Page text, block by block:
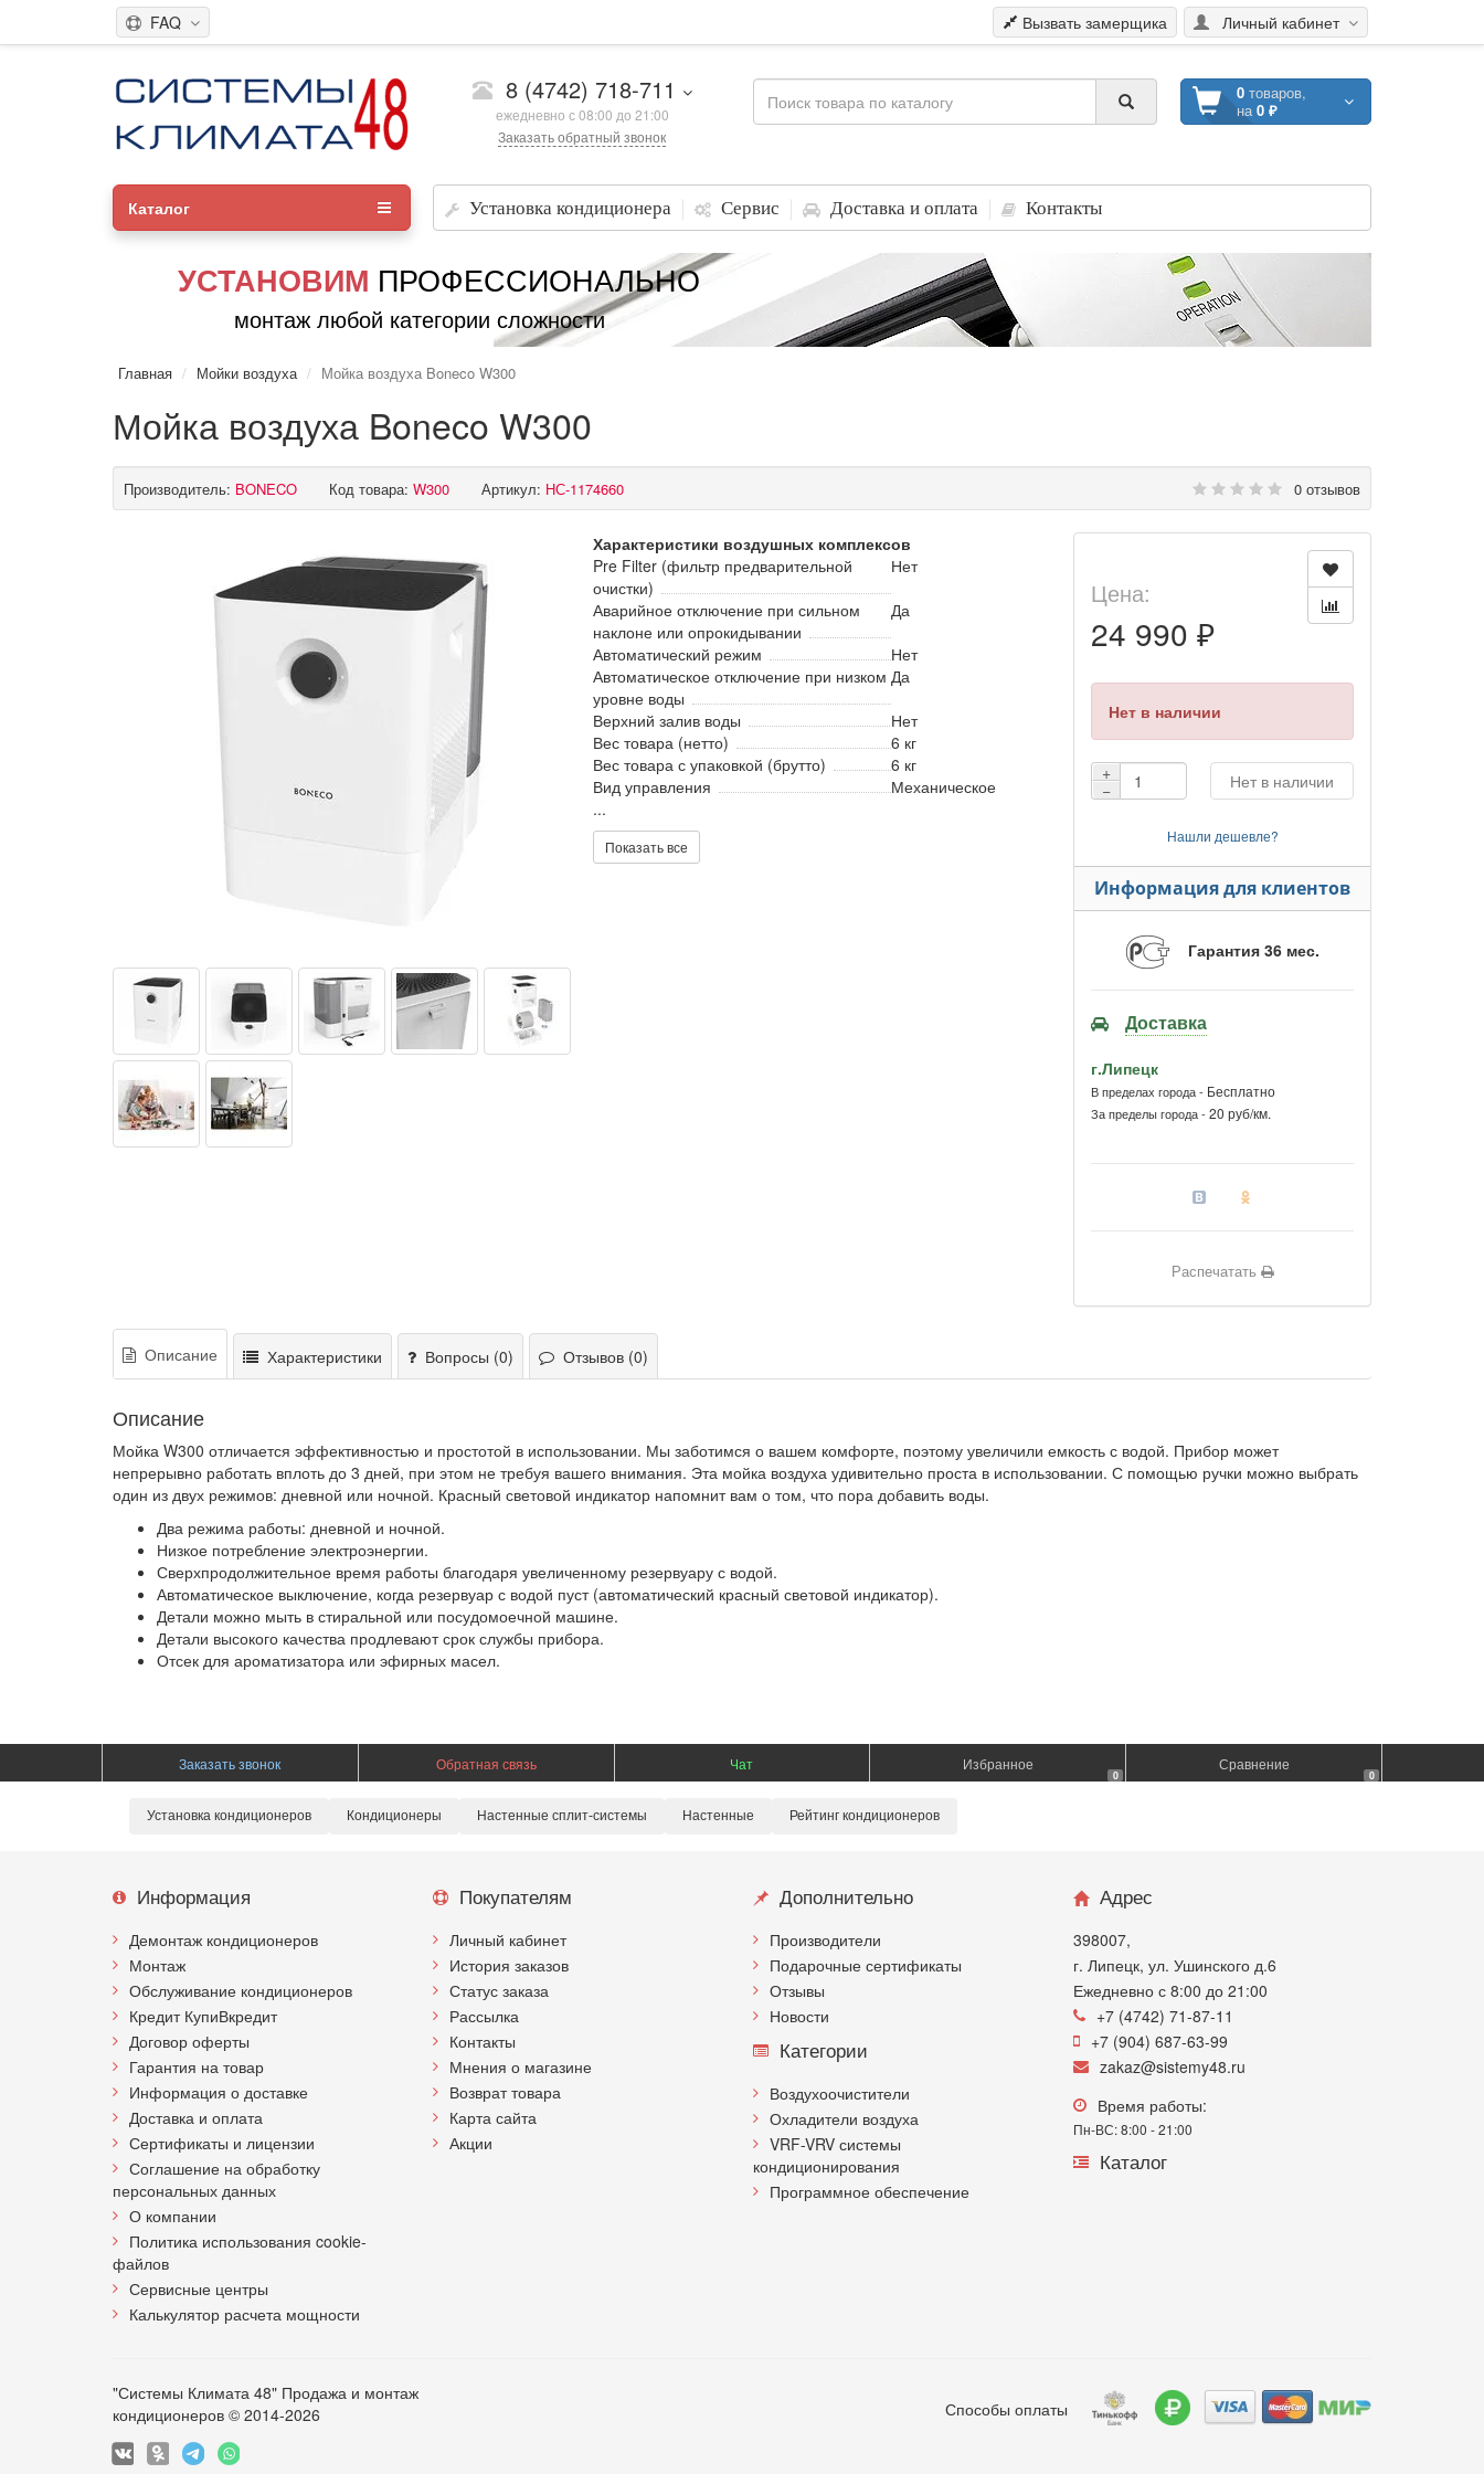
Личный кабинет
FAQ Вызвать замерщика
8 (4742) 718-711
ежедневно с 08:00 до 21:00
Заказать обратный звонок
0товаров,
на0 ₽
Установка кондиционера Сервис Доставка и оплата Контакты
Каталог
УСТАНОВИМ ПРОФЕССИОНАЛЬНО
монтаж любой категории сложности
Главная Мойки воздуха Мойка воздуха Boneco W300
Мойка воздуха Boneco W300
Производитель: BONECO Код товара: W300 Артикул: НС-1174660 0 отзывов
Характеристики воздушных комплексов
Pre Filter (фильтр предварительной
очистки)
Нет
Аварийное отключение при сильном
наклоне или опрокидывании
Да
Автоматический режим
Нет
Автоматическое отключение при низком
уровне воды
Да
Верхний залив воды
Нет
Вес товара (нетто)
6 кг
Вес товара с упаковкой (брутто)
6 кг
Вид управления
Механическое
...
Показать все
Цена:
24 990 ₽
Нет в наличии
+
−
Нет в наличии
Нашли дешевле?
Информация для клиентов
Гарантия 36 мес.
Доставка
г.Липецк
В пределах города - Бесплатно
За пределы города - 20 руб/км.
Распечатать
Описание Характеристики Вопросы (0) Отзывов (0)
Описание
Мойка W300 отличается эффективностью и простотой в использовании. Мы заботимся о вашем комфорте, поэтому увеличили емкость с водой. Прибор может
непрерывно работать вплоть до 3 дней, при этом не требуя вашего внимания. Эта мойка воздуха удивительно проста в использовании. С помощью ручки можно выбрать
один из двух режимов: дневной или ночной. Красный световой индикатор напомнит вам о том, что пора добавить воды.
Два режима работы: дневной и ночной.
Низкое потребление электроэнергии.
Сверхпродолжительное время работы благодаря увеличенному резервуару с водой.
Автоматическое выключение, когда резервуар с водой пуст (автоматический красный световой индикатор).
Детали можно мыть в стиральной или посудомоечной машине.
Детали высокого качества продлевают срок службы прибора.
Отсек для ароматизатора или эфирных масел.
Заказать звонок Обратная связь Чат Избранное
0
Сравнение
0
Установка кондиционеров Кондиционеры Настенные сплит-системы Настенные Рейтинг кондиционеров
Информация
Демонтаж кондиционеров
Монтаж
Обслуживание кондиционеров
Кредит КупиВкредит
Договор оферты
Гарантия на товар
Информация о доставке
Доставка и оплата
Сертификаты и лицензии
Соглашение на обработку
персональных данных
О компании
Политика использования cookie-
файлов
Сервисные центры
Калькулятор расчета мощности
Покупателям
Личный кабинет
История заказов
Статус заказа
Рассылка
Контакты
Мнения о магазине
Возврат товара
Карта сайта
Акции
Дополнительно
Производители
Подарочные сертификаты
Отзывы
Новости
Категории
Воздухоочистители
Охладители воздуха
VRF-VRV системы
кондиционирования
Программное обеспечение
Адрес
398007,
г. Липецк, ул. Ушинского д.6
Ежедневно с 8:00 до 21:00
+7 (4742) 71-87-11
+7 (904) 687-63-99
zakaz@sistemy48.ru
Время работы:
Пн-ВС: 8:00 - 21:00
Каталог
"Системы Климата 48" Продажа и монтаж
кондиционеров © 2014-2026
Способы оплаты